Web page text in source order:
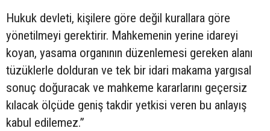
Hukuk devleti, kişilere göre değil kurallara göre
yönetilmeyi gerektirir. Mahkemenin yerine idareyi
koyan, yasama organının düzenlemesi gereken alanı
tüzüklerle dolduran ve tek bir idari makama yargısal
sonuç doğuracak ve mahkeme kararlarını geçersiz
kılacak ölçüde geniş takdir yetkisi veren bu anlayış
kabul edilemez.”